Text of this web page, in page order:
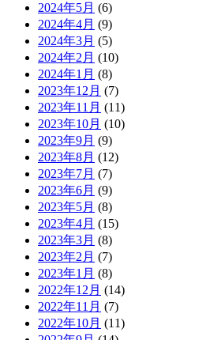
2024年5月 (6)
2024年4月 (9)
2024年3月 (5)
2024年2月 (10)
2024年1月 (8)
2023年12月 (7)
2023年11月 (11)
2023年10月 (10)
2023年9月 (9)
2023年8月 (12)
2023年7月 (7)
2023年6月 (9)
2023年5月 (8)
2023年4月 (15)
2023年3月 (8)
2023年2月 (7)
2023年1月 (8)
2022年12月 (14)
2022年11月 (7)
2022年10月 (11)